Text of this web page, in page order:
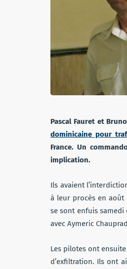
Pascal Fauret et
dominicaine pour
France. Un
implication.
Ils avaient
à leur procès en août
se sont enfuis
avec Aymeric
Les pilotes ont
d’exfiltration. Ils ont